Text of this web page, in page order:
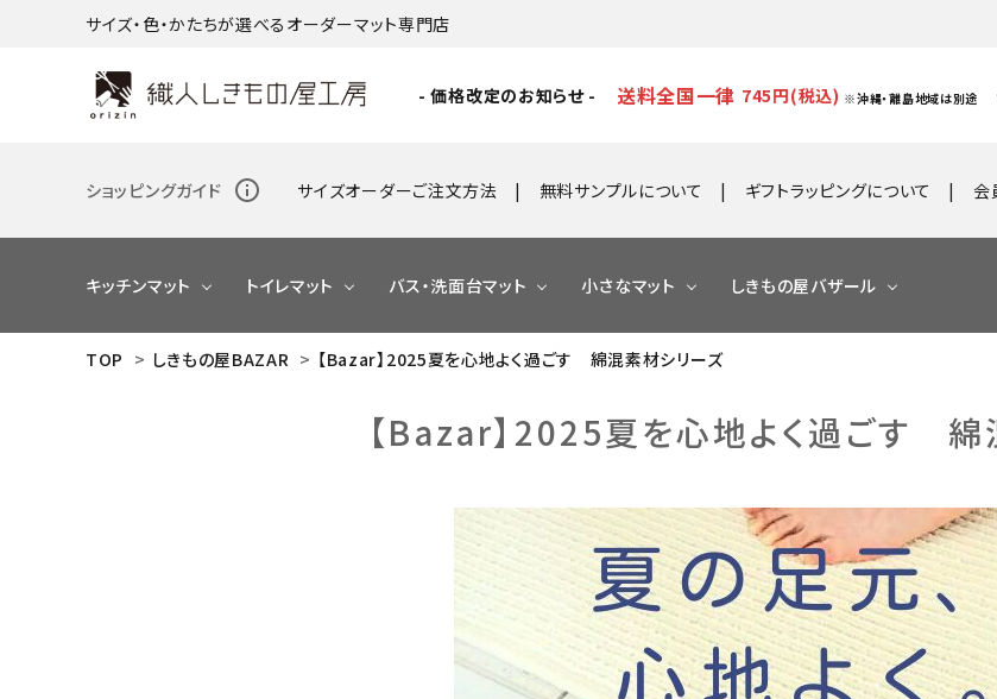
サイズ・色・かたちが選べるオーダーマット専門店
- 価格改定のお知らせ - 送料全国一律 745円(税込) ※沖縄・離島地域は別途
ショッピングガイド info_outline サイズオーダーご注文方法 無料サンプルについて ギフトラッピングについて 会
キッチンマット トイレマット バス・洗面台マット 小さなマット しきもの屋バザール
TOP > しきもの屋BAZAR > 【Bazar】2025夏を心地よく過ごす 綿混素材シリーズ
【Bazar】2025夏を心地よく過ごす 綿